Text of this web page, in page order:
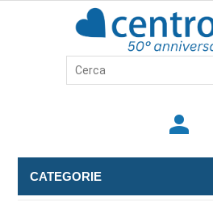
person
CATEGORIE